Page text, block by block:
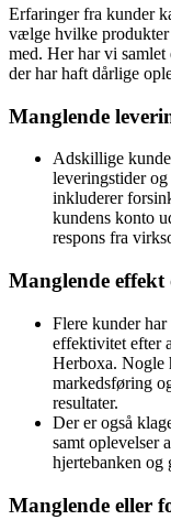
Erfaringer fra kunder
vælge hvilke produkter
med. Her har vi
der har haft dårlige
Manglende
Adskillige
leveringstider
inkluderer
kundens konto
respons fra
Manglende
Flere kunder
effektivitet efter
Herboxa. Nogle
markedsføring
resultater.
Der er også
samt oplevelser
hjertebanken og
Manglende eller